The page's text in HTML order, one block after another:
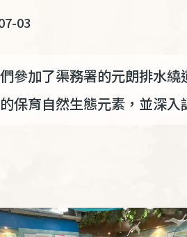
03
參加了渠務署的元朗排水
保育自然生態元素，並深